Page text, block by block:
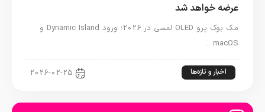
عرضه خواهد شد
مک بوک پرو OLED لمسی در 2026؛ ورود Dynamic Island و
macOS…
اخبار و تازه‌ها 2026-02-25